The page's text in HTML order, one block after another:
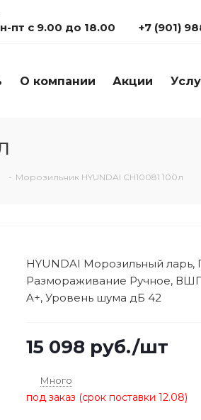
пт с 9.00 до 18.00 +7 (901)
О компании Акции
- Морозильник HYUNDAI CH10081 100л
HYUNDAI Морозильный
Размораживание Ручное, ВШГ
A+, Уровень шума дБ 42
15 098 руб./шт
Много
под заказ (срок поставки 12.08)